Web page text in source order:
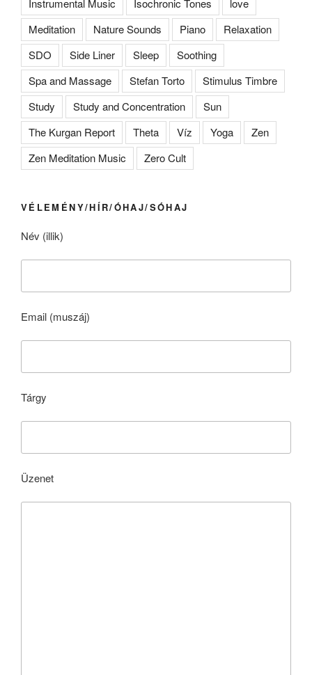
Instrumental Music Isochronic Tones
love
Meditation
Nature Sounds Piano
Relaxation
SDO
Side Liner Sleep
Soothing
Spa and Massage
Stefan Torto
Stimulus Timbre
Study
Study and Concentration
Sun
The Kurgan Report
Theta Víz Yoga
Zen
Zen Meditation Music
Zero Cult
VÉLEMÉNY/HÍR/ÓHAJ/SÓHAJ
Név (illik)
Email (muszáj)
Tárgy
Üzenet